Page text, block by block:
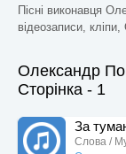
Пісні виконавця
відеозаписи,
Олександр
Сторінка - 1
За
Слова /